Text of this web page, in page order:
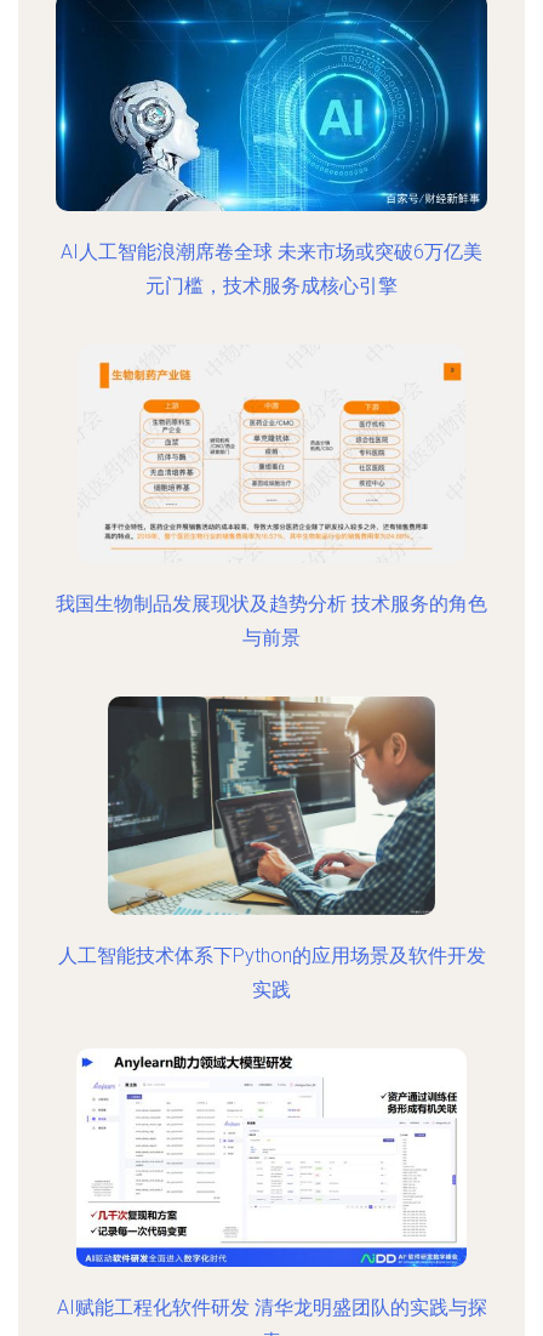
AI人工智能浪潮席卷全球 未来市场或突破6万亿美
元门槛，技术服务成核心引擎
我国生物制品发展现状及趋势分析 技术服务的角色
与前景
人工智能技术体系下Python的应用场景及软件开发
实践
AI赋能工程化软件研发 清华龙明盛团队的实践与探